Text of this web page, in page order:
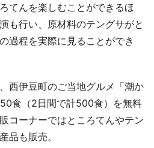
てんを楽しむことができるほ
も行い、原材料のテングサがと
過程を実際に見ることができ
西伊豆町のご当地グルメ「潮か
食（2日間で計500食）を無料
コーナーではところてんやテン
品も販売。